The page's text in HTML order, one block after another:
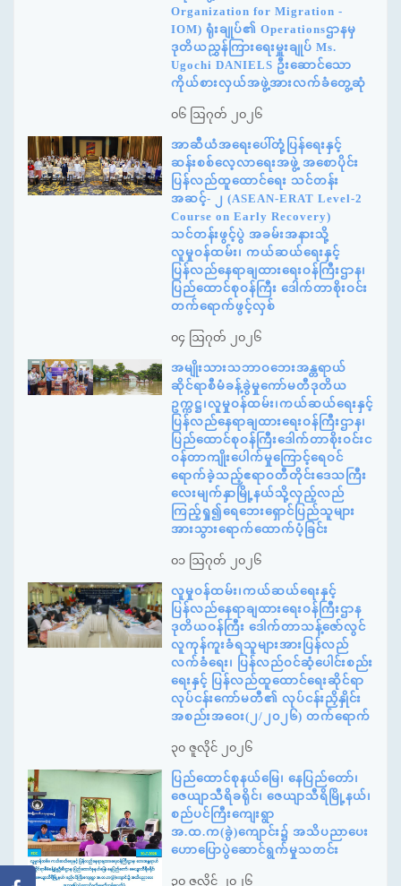
Organization for Migration -
IOM) ရုံးချုပ်၏ Operationsဌာနမှ
ဒုတိယညွှန်ကြားရေးမှူးချုပ် Ms.
Ugochi DANIELS ဦးဆောင်သော
ကိုယ်စားလှယ်အဖွဲ့အားလက်ခံတွေ့ဆုံ
၀၆ ဩဂုတ် ၂၀၂၆
အာဆီယံအရေးပေါ်တုံ့ပြန်ရေးနှင့်
ဆန်းစစ်လေ့လာရေးအဖွဲ့ အစောပိုင်း
ပြန်လည်ထူထောင်ရေး သင်တန်း
အဆင့်- ၂ (ASEAN-ERAT Level-2
Course on Early Recovery)
သင်တန်းဖွင့်ပွဲ အခမ်းအနားသို့
လူမှုဝန်ထမ်း၊ ကယ်ဆယ်ရေးနှင့်
ပြန်လည်နေရာချထားရေးဝန်ကြီးဌာန၊
ပြည်ထောင်စုဝန်ကြီး ဒေါက်တာစိုးဝင်း
တက်ရောက်ဖွင့်လှစ်
၀၄ ဩဂုတ် ၂၀၂၆
အမျိုးသားသဘာဝဘေးအန္တရာယ်
ဆိုင်ရာစီမံခန့်ခွဲမှုကော်မတီဒုတိယ
ဥက္ကဋ္ဌ၊လူမှုဝန်ထမ်း၊ကယ်ဆယ်ရေးနှင့်
ပြန်လည်နေရာချထားရေးဝန်ကြီးဌာန၊
ပြည်ထောင်စုဝန်ကြီးဒေါက်တာစိုးဝင်းင
ဝန်တာကျိုးပေါက်မှုကြောင့်ရေဝင်
ရောက်ခဲ့သည့်ဧရာဝတီတိုင်းဒေသကြီး
လေးမျက်နှာမြို့နယ်သို့လှည့်လည်
ကြည့်ရှု၍ရေဘေးရှောင်ပြည်သူများ
အားသွားရောက်ထောက်ပံ့ခြင်း
၀၁ ဩဂုတ် ၂၀၂၆
လူမှုဝန်ထမ်း၊ကယ်ဆယ်ရေးနှင့်
ပြန်လည်နေရာချထားရေးဝန်ကြီးဌာန
ဒုတိယဝန်ကြီး ဒေါက်တာသန့်ဇော်လွင်
လူကုန်ကူးခံရသူများအားပြန်လည်
လက်ခံရေး၊ ပြန်လည်ဝင်ဆံ့ပေါင်းစည်း
ရေးနှင့် ပြန်လည်ထူထောင်ရေးဆိုင်ရာ
လုပ်ငန်းကော်မတီ၏ လုပ်ငန်းညှိနှိုင်း
အစည်းအဝေး(၂/၂၀၂၆) တက်ရောက်
၃၀ ဇူလိုင် ၂၀၂၆
ပြည်ထောင်စုနယ်မြေ၊ နေပြည်တော်၊
ဇေယျာသီရိခရိုင်၊ ဇေယျာသီရိမြို့နယ်၊
စည်ပင်ကြီးကျေးရွာ
အ.ထ.က(ခွဲ)ကျောင်း၌ အသိပညာပေး
ဟောပြောပွဲဆောင်ရွက်မှုသတင်း
၃၀ ဇူလိုင် ၂၀၂၆